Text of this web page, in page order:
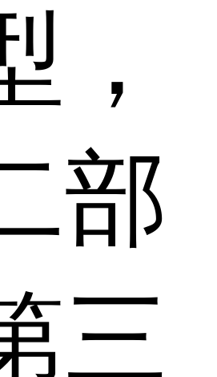
，
部
三